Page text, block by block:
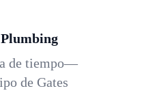
de tiempo—
de Gates